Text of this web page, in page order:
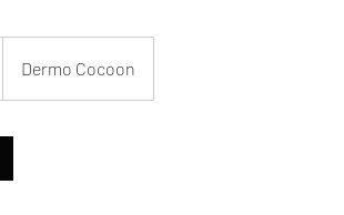
Dermo Cocoon